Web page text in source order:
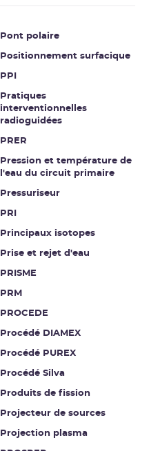
Pont polaire
Positionnement surfacique
PPI
Pratiques
interventionnelles
radioguidées
PRER
Pression et température de
l'eau du circuit primaire
Pressuriseur
PRI
Principaux isotopes
Prise et rejet d'eau
PRISME
PRM
PROCEDE
Procédé DIAMEX
Procédé PUREX
Procédé Silva
Produits de fission
Projecteur de sources
Projection plasma